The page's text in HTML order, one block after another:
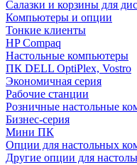
Салазки и корзины для
Компьютеры и опции
Тонкие клиенты
HP Compaq
Настольные компьютеры
ПК DELL OptiPlex, Vostro
Экономичная серия
Рабочие станции
Розничные настольные
Бизнес-серия
Мини ПК
Опции для настольных
Другие опции для